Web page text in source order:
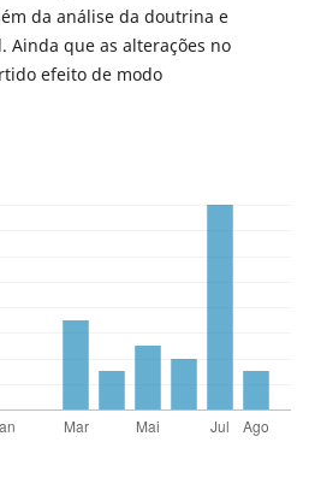
da análise da doutrina e
Ainda que as alterações no
efeito de modo